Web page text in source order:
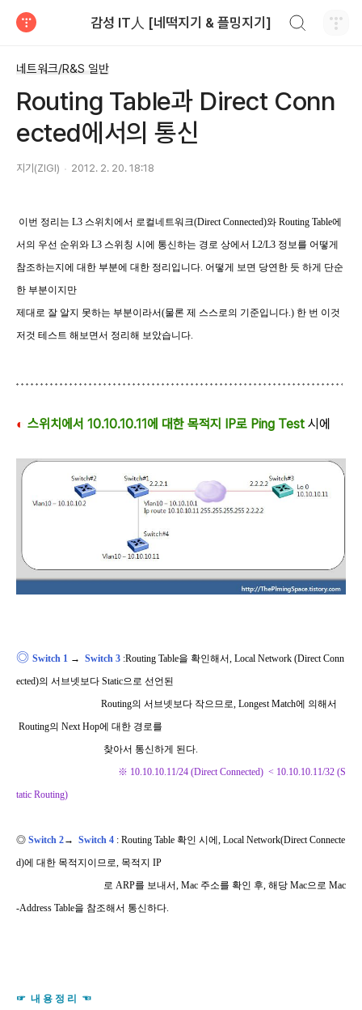
감성 IT人 [네떡지기 & 플밍지기]
네트워크/R&S 일반
Routing Table과 Direct Conn
ected에서의 통신
지기(ZIGI) 2012. 2. 20. 18:18
이번 정리는 L3 스위치에서 로컬네트워크(Direct Connected)와 Routing Table에
서의 우선 순위와 L3 스위칭 시에 통신하는 경로 상에서 L2/L3 정보를 어떻게
참조하는지에 대한 부분에 대한 정리입니다. 어떻게 보면 당연한 듯 하게 단순
한 부분이지만
제대로 잘 알지 못하는 부분이라서(물론 제 스스로의 기준입니다.) 한 번 이것
저것 테스트 해보면서 정리해 보았습니다.
◐ 스위치에서 10.10.10.11에 대한 목적지 IP로 Ping Test 시에
◎ Switch 1 → Switch 3 :Routing Table을 확인해서 , Local Network (Direct Conn
ected)의 서브넷보다 Static으로 선언된
Routing의 서브넷보다 작으므로 , Longest Match에 의해서
Routing의 Next Hop에 대한 경로를
찾아서 통신하게 된다
※ 10.10.10.11/24 (Direct Connected) < 10.10.10.11/32 (S
tatic Routing)
◎ Switch 2→ Switch 4 : Routing Table 확인 시에, Local Network(Direct Connecte
d)에 대한 목적지이므로
, 목적지 IP
로 ARP를 보내서, Mac 주소를 확인 후, 해당 Mac으로 Mac
-Address Table을 참조해서 통신하다.
☞ 내 용 정 리 ☜